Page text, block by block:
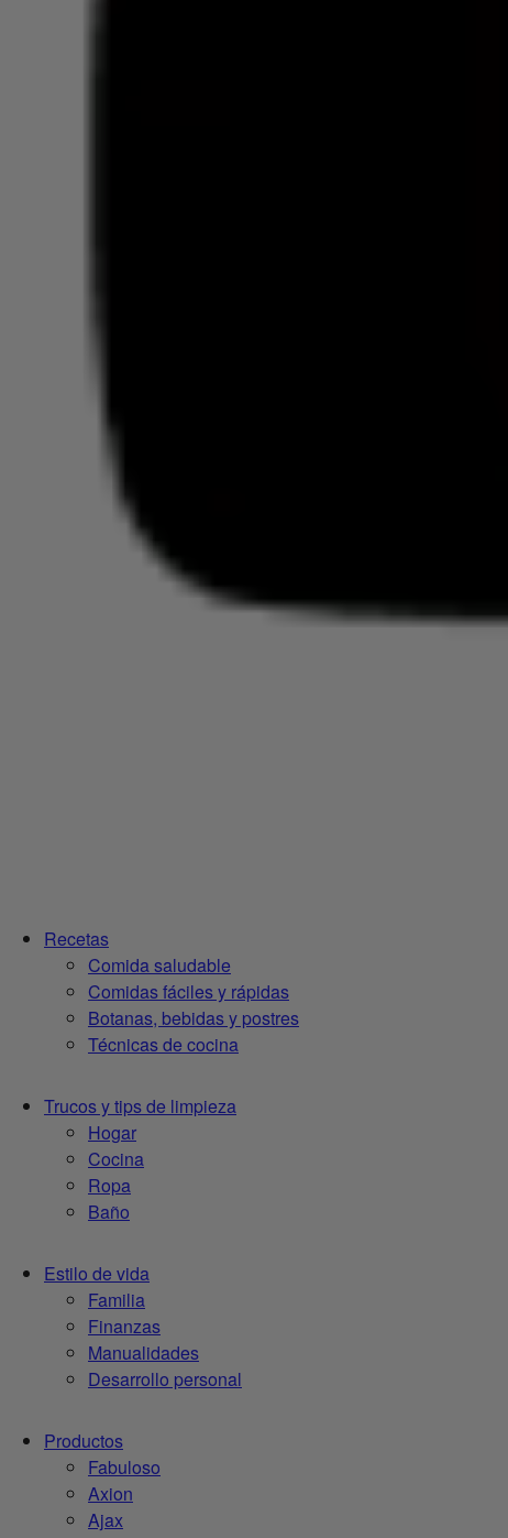
Recetas
Comida saludable
Comidas fáciles y rápidas
Botanas, bebidas y postres
Técnicas de cocina
Trucos y tips de limpieza
Hogar
Cocina
Ropa
Baño
Estilo de vida
Familia
Finanzas
Manualidades
Desarrollo personal
Productos
Fabuloso
Axion
Ajax